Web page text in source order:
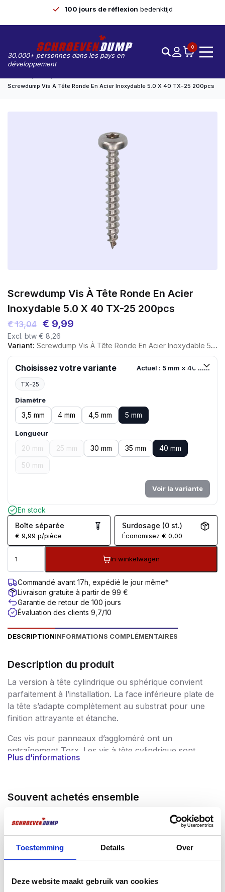
Toestemming Details Over
Deze website maakt gebruik van cookies
100 jours de réflexion bedenktijd
30.000+ personnes dans les pays en
développement
0
Screwdump Vis À Tête Ronde En Acier Inoxydable 5.0 X 40 TX-25 200pcs
Screwdump Vis À Tête Ronde En Acier
Inoxydable 5.0 X 40 TX-25 200pcs
€13,04 Le
prix
initial
était :
€ 13,04.
€ 9,99
actuel
est :
Excl. btw € 8,26
Variant: Screwdump Vis À Tête Ronde En Acier Inoxydable 5.0 X 40 TX-25 200pcs
Choisissez votre variante Actuel : 5 mm × 40 mm
TX-25
Diamètre
3,5 mm 4 mm 4,5 mm 5 mm
Longueur
20 mm 25 mm 30 mm 35 mm
40 mm
50 mm
Voir la variante
En stock
Boîte séparée
€ 9,99 p/pièce
Surdosage (0 st.)
Économisez€ 0,00
In winkelwagen
Commandé avant 17h, expédié le jour même*
Livraison gratuite à partir de 99 €
Garantie de retour de 100 jours
Évaluation des clients 9,7/10
DESCRIPTIONINFORMATIONS COMPLÉMENTAIRES
Description du produit
La version à tête cylindrique ou sphérique convient
parfaitement à l’installation. La face inférieure plate de
la tête s’adapte complètement au substrat pour une
finition attrayante et étanche.
Ces vis pour panneaux d’aggloméré ont un
entraînement Torx. Les vis à tête cylindrique sont
lubrifiées pour faciliter le vissage. Les vis pour
en acier inoxydable et peuvent être utilisées à
durable contre la corrosion, choisissez les vis à
panneaux d’aggloméré en acier inoxydable.
Utilisation pour le métal sur le bois, les selles de câble,
Plus d'informations
Souvent achetés ensemble